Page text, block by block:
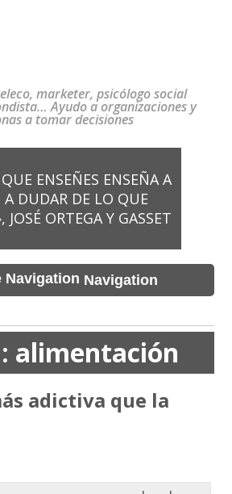
marketer, psicólogo social
Ayudo a organizaciones y
a tomar decisiones
ENSEÑES ENSEÑA A
A DUDAR DE LO QUE
JOSÉ ORTEGA Y GASSET
Navigation
alimentación
adictiva que la